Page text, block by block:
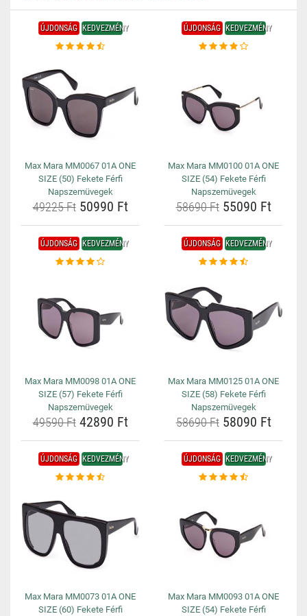
ÚJDONSÁG KEDVEZMÉNY
Max Mara MM0067 01A ONE
SIZE (50) Fekete Férfi
Napszemüvegek
49225 Ft50990 Ft
ÚJDONSÁG KEDVEZMÉNY
Max Mara MM0100 01A ONE
SIZE (54) Fekete Férfi
Napszemüvegek
58690 Ft55090 Ft
ÚJDONSÁG KEDVEZMÉNY
Max Mara MM0098 01A ONE
SIZE (57) Fekete Férfi
Napszemüvegek
49590 Ft42890 Ft
ÚJDONSÁG KEDVEZMÉNY
Max Mara MM0125 01A ONE
SIZE (58) Fekete Férfi
Napszemüvegek
58690 Ft58090 Ft
ÚJDONSÁG KEDVEZMÉNY
Max Mara MM0073 01A ONE
SIZE (60) Fekete Férfi
ÚJDONSÁG KEDVEZMÉNY
Max Mara MM0093 01A ONE
SIZE (54) Fekete Férfi